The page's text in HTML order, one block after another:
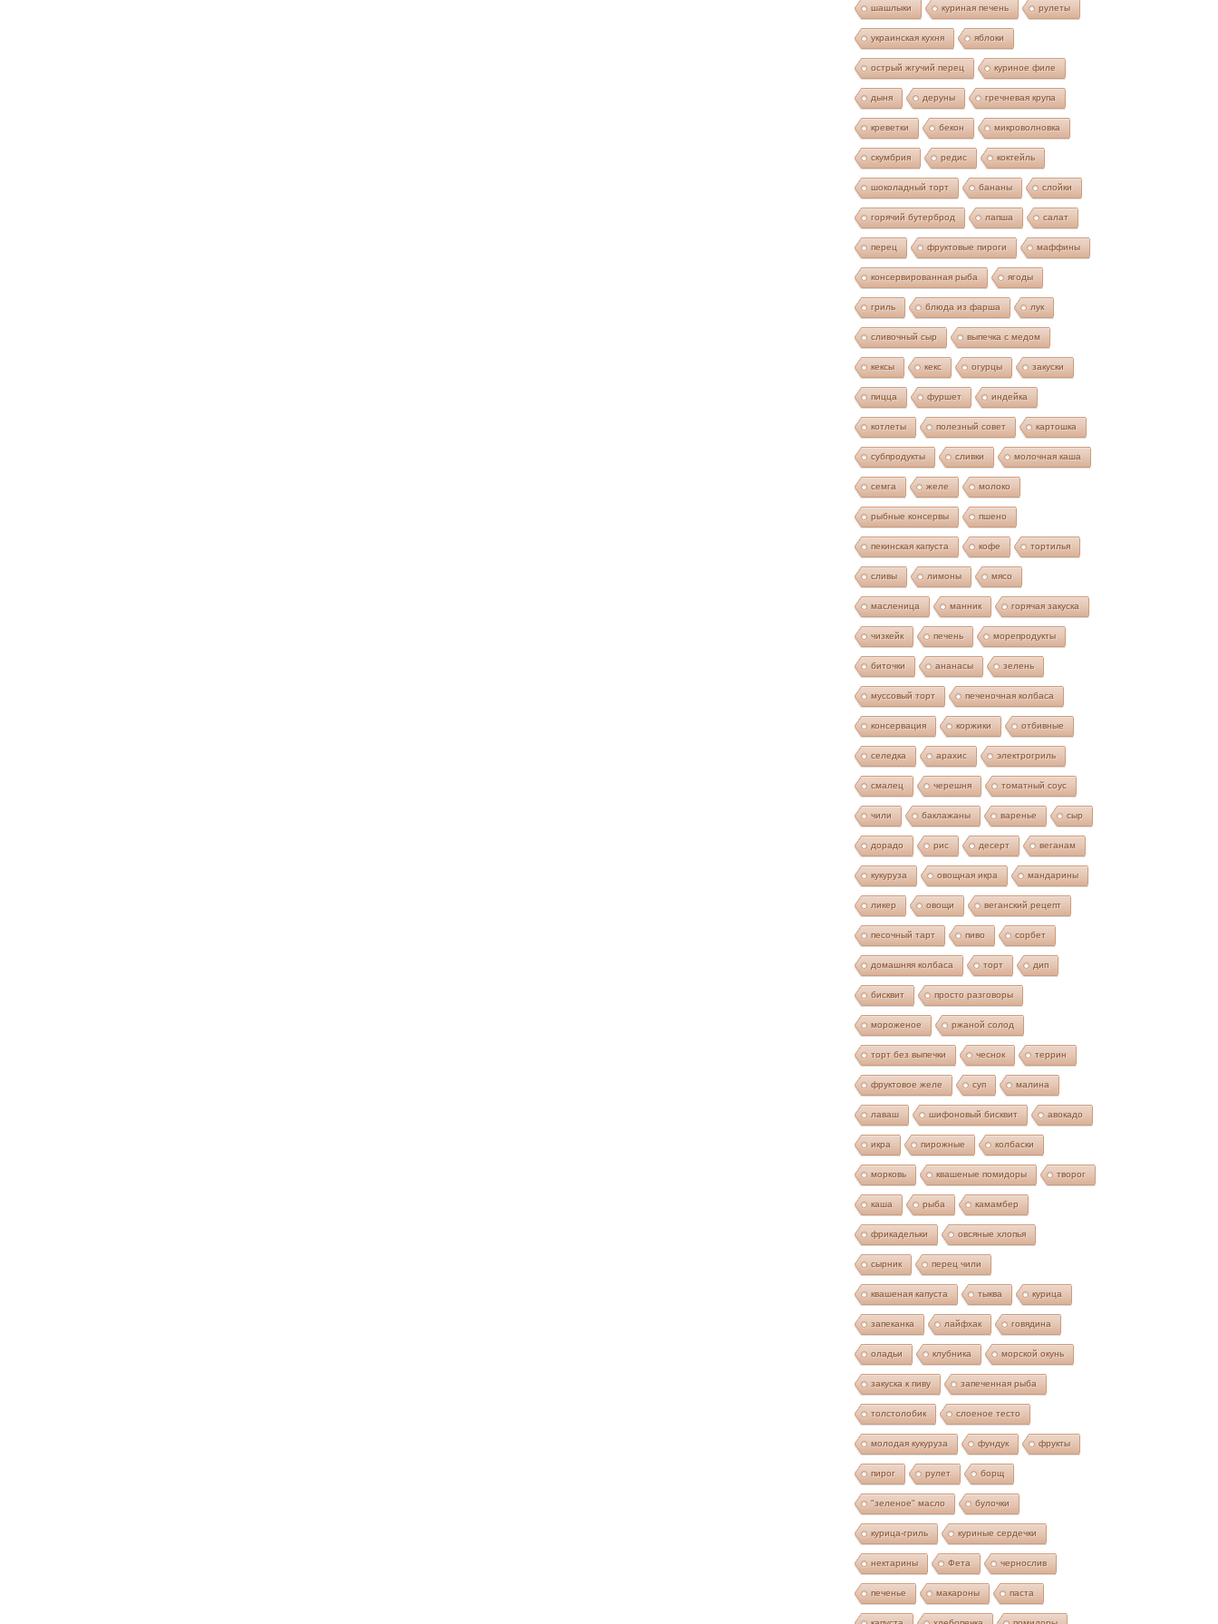
шашлыки куриная печень рулеты
украинская кухня яблоки
острый жгучий перец куриное филе
дыня деруны гречневая крупа
креветки бекон микроволновка
скумбрия редис коктейль
шоколадный торт бананы слойки
горячий бутерброд лапша салат
перец фруктовые пироги маффины
консервированная рыба ягоды
гриль блюда из фарша лук
сливочный сыр выпечка с медом
кексы кекс огурцы закуски
пицца фуршет индейка
котлеты полезный совет картошка
субпродукты сливки молочная каша
семга желе молоко
рыбные консервы пшено
пекинская капуста кофе тортилья
сливы лимоны мясо
масленица манник горячая закуска
чизкейк печень морепродукты
биточки ананасы зелень
муссовый торт печеночная колбаса
консервация коржики отбивные
селедка арахис электрогриль
смалец черешня томатный соус
чили баклажаны варенье сыр
дорадо рис десерт веганам
кукуруза овощная икра мандарины
ликер овощи веганский рецепт
песочный тарт пиво сорбет
домашняя колбаса торт дип
бисквит просто разговоры
мороженое ржаной солод
торт без выпечки чеснок террин
фруктовое желе суп малина
лаваш шифоновый бисквит авокадо
икра пирожные колбаски
морковь квашеные помидоры творог
каша рыба камамбер
фрикадельки овсяные хлопья
сырник перец чили
квашеная капуста тыква курица
запеканка лайфхак говядина
оладьи клубника морской окунь
закуска к пиву запеченная рыба
толстолобик слоеное тесто
молодая кукуруза фундук фрукты
пирог рулет борщ
"зеленое" масло булочки
курица-гриль куриные сердечки
нектарины Фета чернослив
печенье макароны паста